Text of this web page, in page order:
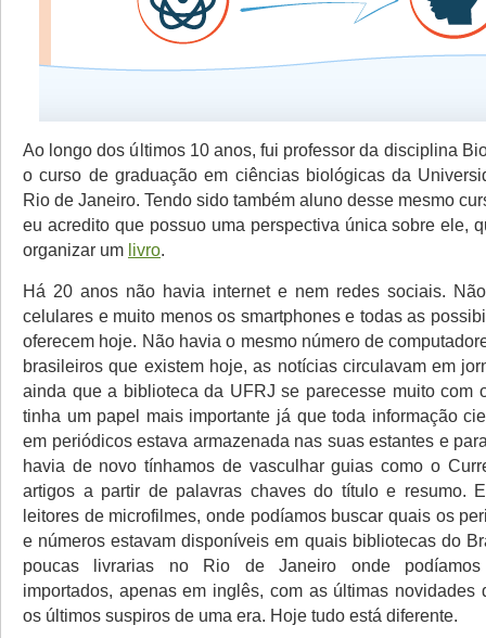
Ao longo dos últimos 10 anos, fui professor da disciplina
o curso de graduação em ciências biológicas da
Rio de Janeiro. Tendo sido também aluno desse mesmo
eu acredito que possuo uma perspectiva única sobre ele,
organizar um livro.
Há 20 anos não havia internet e nem redes sociais.
celulares e muito menos os smartphones e todas as
oferecem hoje. Não havia o mesmo número de
brasileiros que existem hoje, as notícias circulavam em
ainda que a biblioteca da UFRJ se parecesse muito com
tinha um papel mais importante já que toda informação
em periódicos estava armazenada nas suas estantes e
havia de novo tínhamos de vasculhar guias como o
artigos a partir de palavras chaves do título e resumo.
leitores de microfilmes, onde podíamos buscar quais os
e números estavam disponíveis em quais bibliotecas do
poucas livrarias no Rio de Janeiro onde podíamos
importados, apenas em inglês, com as últimas novidades
os últimos suspiros de uma era. Hoje tudo está diferente.